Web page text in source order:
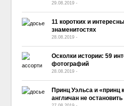
29.08.2019 -
11 коротких и
знаменитостях
28.08.2019 -
Осколки истории: 59
фотографий
28.08.2019 -
Принц Уэльса и
англичан не остановить